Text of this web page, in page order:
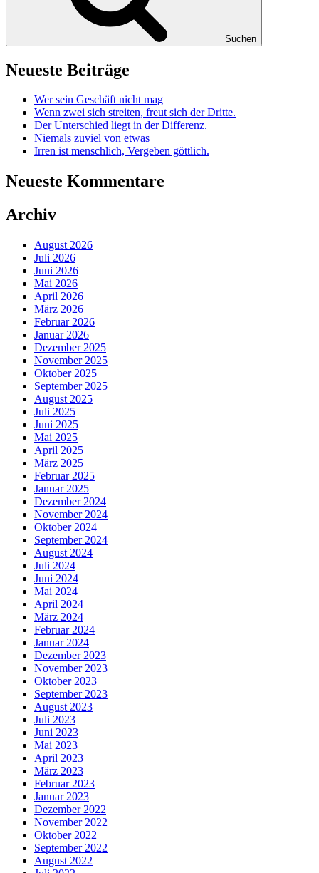
Suchen
Neueste Beiträge
Wer sein Geschäft nicht mag
Wenn zwei sich streiten, freut sich der Dritte.
Der Unterschied liegt in der Differenz.
Niemals zuviel von etwas
Irren ist menschlich, Vergeben göttlich.
Neueste Kommentare
Archiv
August 2026
Juli 2026
Juni 2026
Mai 2026
April 2026
März 2026
Februar 2026
Januar 2026
Dezember 2025
November 2025
Oktober 2025
September 2025
August 2025
Juli 2025
Juni 2025
Mai 2025
April 2025
März 2025
Februar 2025
Januar 2025
Dezember 2024
November 2024
Oktober 2024
September 2024
August 2024
Juli 2024
Juni 2024
Mai 2024
April 2024
März 2024
Februar 2024
Januar 2024
Dezember 2023
November 2023
Oktober 2023
September 2023
August 2023
Juli 2023
Juni 2023
Mai 2023
April 2023
März 2023
Februar 2023
Januar 2023
Dezember 2022
November 2022
Oktober 2022
September 2022
August 2022